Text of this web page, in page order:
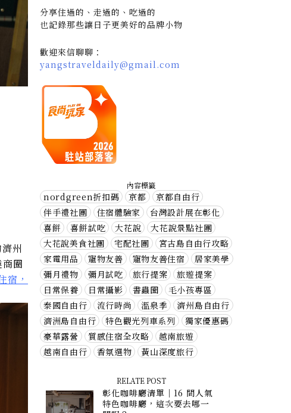
州
圈
宿，
分享住過的、走過的、吃過的
也記錄那些讓日子更美好的品牌小物
歡迎來信聊聊：
yangstraveldaily@gmail.com
內容標籤
nordgreen折扣碼 京都
京都自由行
伴手禮社團
住宿體驗家
台灣設計展在彰化
喜餅
喜餅試吃 大花說
大花說景點社團
大花說美食社團
宅配社團
宮古島自由行攻略
家電用品
寵物友善 寵物友善住宿
居家美學
彌月禮物
彌月試吃 旅行提案
旅遊提案
日常保養
日常攝影 書蟲圈
毛小孩專區
泰國自由行
流行時尚 溫泉季
濟州島自由行
濟洲島自由行
特色觀光列車系列
獨家優惠碼
豪華露營
質感住宿全攻略
越南旅遊
越南自由行
香氛選物 黃山深度旅行
RELATE POST
彰化咖啡廳清單｜16 間人氣
特色咖啡廳，這次要去哪一